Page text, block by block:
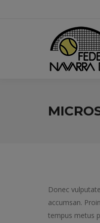
Donec
accumsan.
tempus metus